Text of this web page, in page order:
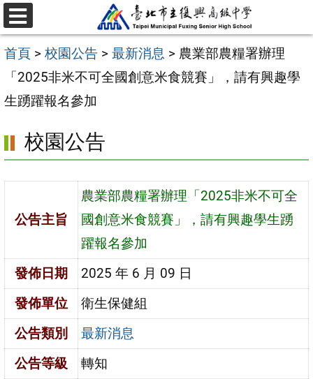
跳
至
主
要
內
區
選
單
首頁 > 校園公告 > 最新消息 > 農業部農糧署辦理
「2025非米不可全國創意米食競賽」，請有興趣學
生踴躍報名參加
校園公告
公告主旨
農業部農糧署辦理「2025非米不可全
國創意米食競賽」，請有興趣學生踴
躍報名參加
發佈日期
2025 年 6 月 09 日
發佈單位
衛生保健組
公告類別
最新消息
公告等級
轉知